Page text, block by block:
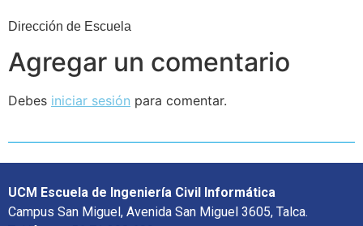
Dirección de Escuela
Agregar un comentario
Debes iniciar sesión para comentar.
UCM Escuela de Ingeniería Civil Informática
Campus San Miguel, Avenida San Miguel 3605, Talca.